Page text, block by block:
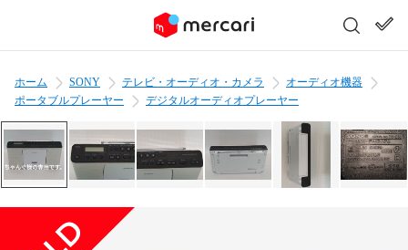
ホーム SONY テレビ・オーディオ・カメラ
オーディオ機器
ポータブルプレーヤー
デジタルオーディオプレーヤー